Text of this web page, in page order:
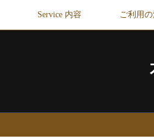
Service 内容 ご利用